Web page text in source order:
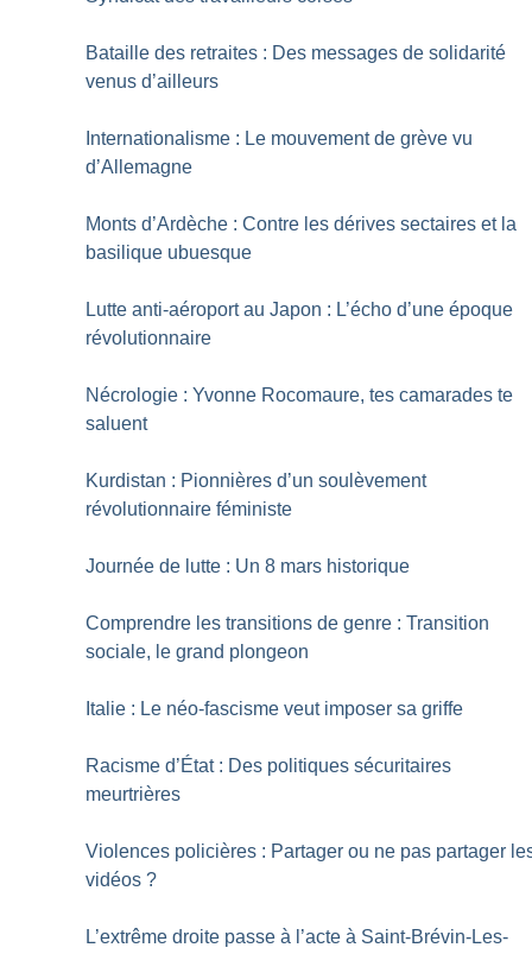
Bataille des retraites : Des messages de solidarité
venus d’ailleurs
Internationalisme : Le mouvement de grève vu
d’Allemagne
Monts d’Ardèche : Contre les dérives sectaires et la
basilique ubuesque
Lutte anti-aéroport au Japon : L’écho d’une époque
révolutionnaire
Nécrologie : Yvonne Rocomaure, tes camarades te
saluent
Kurdistan : Pionnières d’un soulèvement
révolutionnaire féministe
Journée de lutte : Un 8 mars historique
Comprendre les transitions de genre : Transition
sociale, le grand plongeon
Italie : Le néo-fascisme veut imposer sa griffe
Racisme d’État : Des politiques sécuritaires
meurtrières
Violences policières : Partager ou ne pas partager
vidéos ?
L’extrême droite passe à l’acte à Saint-Brévin-Les-